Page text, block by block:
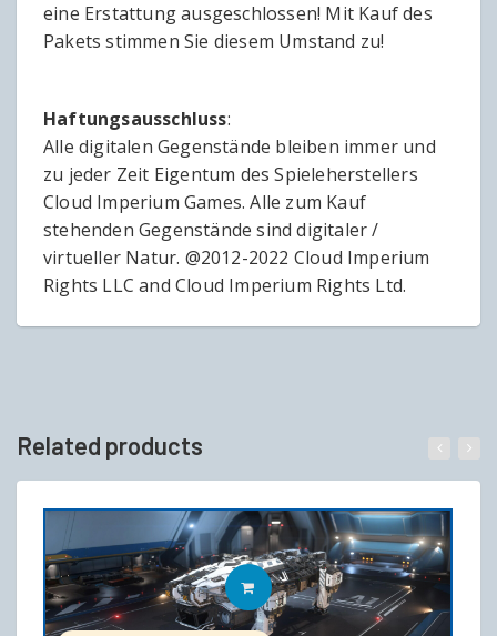
eine Erstattung ausgeschlossen! Mit Kauf des
Pakets stimmen Sie diesem Umstand zu!
Haftungsausschluss:
Alle digitalen Gegenstände bleiben immer und
zu jeder Zeit Eigentum des Spieleherstellers
Cloud Imperium Games. Alle zum Kauf
stehenden Gegenstände sind digitaler /
virtueller Natur. @2012-2022 Cloud Imperium
Rights LLC and Cloud Imperium Rights Ltd.
Related products
IN DEN WARENKORB